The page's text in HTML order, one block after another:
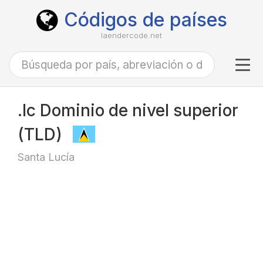
Códigos de países
laendercode.net
.lc Dominio de nivel superior
(TLD)
Santa Lucía